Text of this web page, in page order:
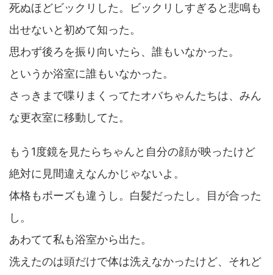
死ぬほどビックリした。ビックリしすぎると悲鳴も
出せないと初めて知った。
思わず後ろを振り向いたら、誰もいなかった。
というか浴室に誰もいなかった。
さっきまで喋りまくってたオバちゃんたちは、みん
な更衣室に移動してた。
もう1度鏡を見たらちゃんと自分の顔が映ったけど
絶対に見間違えなんかじゃないよ。
体格もポーズも違うし。白髪だったし。目が合った
し。
あわてて私も浴室から出た。
洗えたのは頭だけで体は洗えなかったけど、それど